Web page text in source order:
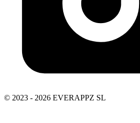
© 2023 - 2026 EVERAPPZ SL